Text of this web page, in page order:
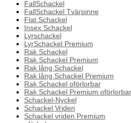
FallSchackel
FallSchackel Tvärpinne
Flat Schackel
Insex Schackel
Lyrschackel
LyrSchackel Premium
Rak Schackel
Rak Schackel Premium
Rak lång Schackel
Rak lång Schackel Premium
Rak Schackel oförlorbar
Rak Schackel Premium oförlorbar
Schackel-Nyckel
Schackel Vriden
Schackel vriden Premium